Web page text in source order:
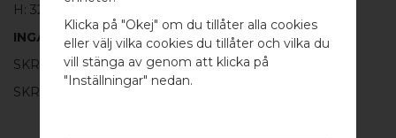
BB SWEDEN HARDWARE
Välj land / Choose country
H: 32MM Ø: 30MM
INGÅR
SKRUV FÖR LUCKA: M4 X 25MM - 1 ST
SKRUVSTIFT FÖR VÄGG: M4 X 40MM - 1 ST
Klicka på "Okej" om du tillåter alla cookies
eller välj vilka cookies du tillåter och vilka du
vill stänga av genom att klicka på
"Inställningar" nedan.